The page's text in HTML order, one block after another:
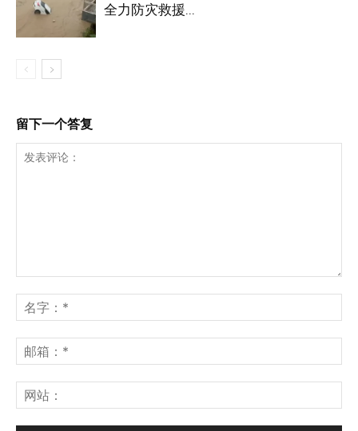
全力防灾救援...
留下一个答复